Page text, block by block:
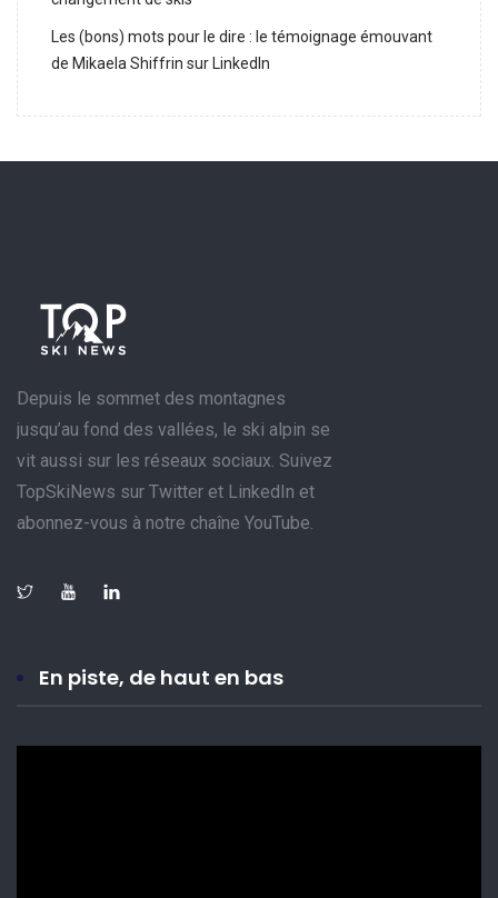
Les (bons) mots pour le dire : le témoignage émouvant
de Mikaela Shiffrin sur LinkedIn
Depuis le sommet des montagnes
jusqu’au fond des vallées, le ski alpin se
vit aussi sur les réseaux sociaux. Suivez
TopSkiNews sur Twitter et LinkedIn et
abonnez-vous à notre chaîne YouTube.
En piste, de haut en bas